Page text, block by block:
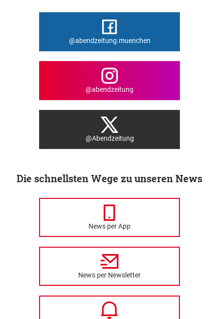
@abendzeitung.muenchen
@abendzeitung
@Abendzeitung
Die schnellsten Wege zu unseren News
News per App
News per Newsletter